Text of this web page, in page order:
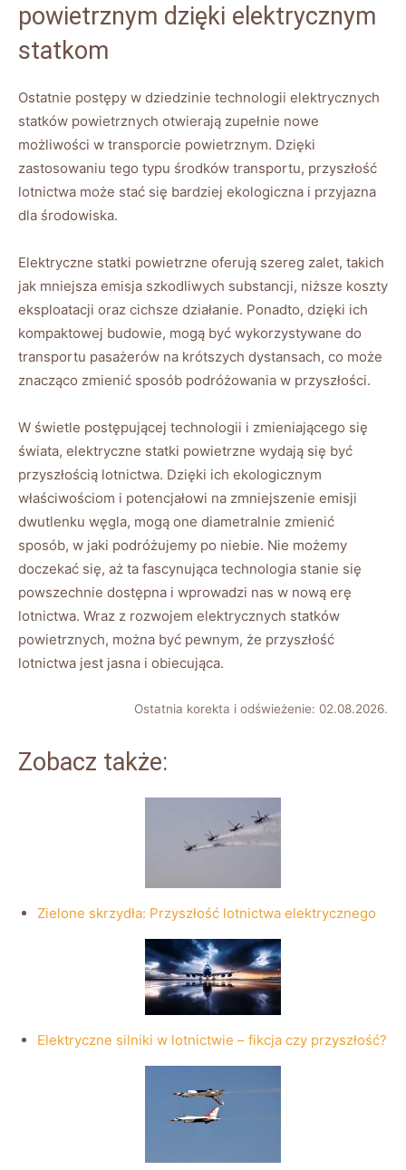
powietrznym dzięki‍ elektrycznym
statkom
Ostatnie postępy ⁣w dziedzinie technologii⁣ elektrycznych
statków powietrznych otwierają zupełnie nowe
możliwości w transporcie powietrznym. Dzięki
zastosowaniu tego typu‍ środków ⁣transportu, przyszłość
lotnictwa może stać⁣ się ⁢bardziej ekologiczna‍ i ​przyjazna
dla środowiska.
Elektryczne statki⁤ powietrzne⁣ oferują szereg ⁤zalet, takich
jak mniejsza emisja ​szkodliwych⁤ substancji, niższe⁢ koszty
⁣eksploatacji oraz cichsze ⁤działanie. Ponadto, dzięki ich
kompaktowej budowie,⁢ mogą być wykorzystywane do
transportu pasażerów⁢ na krótszych dystansach, co może
znacząco zmienić‍ sposób ‍podróżowania w przyszłości.
W świetle postępującej⁣ technologii i zmieniającego⁣ się
świata, elektryczne statki powietrzne​ wydają⁣ się być
⁢przyszłością lotnictwa. Dzięki⁣ ich​ ekologicznym⁣
właściwościom ‌i potencjałowi ⁢na ‌zmniejszenie emisji
dwutlenku węgla, mogą one diametralnie⁢ zmienić​
sposób, w jaki‍ podróżujemy po⁣ niebie. Nie możemy
doczekać się, aż ta fascynująca⁢ technologia stanie się
powszechnie dostępna i wprowadzi nas w⁤ nową erę
lotnictwa. Wraz z rozwojem elektrycznych ⁢statków
‍powietrznych, można być pewnym, że przyszłość
lotnictwa jest jasna i obiecująca.
Ostatnia korekta i odświeżenie: 02.08.2026.
Zobacz także:
Zielone skrzydła: Przyszłość lotnictwa elektrycznego
Elektryczne silniki w lotnictwie – fikcja czy przyszłość?